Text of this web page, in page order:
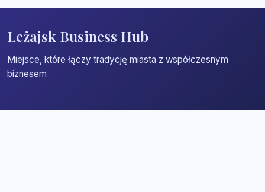
Leżajsk Business Hub
Miejsce, które łączy tradycję miasta z współczesnym
biznesem